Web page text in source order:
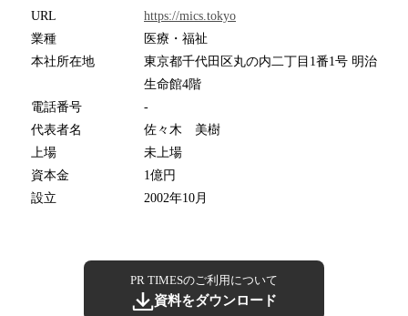
URL
https://mics.tokyo
業種
医療・福祉
本社所在地
東京都千代田区丸の内二丁目1番1号 明治
生命館4階
電話番号
-
代表者名
佐々木 美樹
上場
未上場
資本金
1億円
設立
2002年10月
PR TIMESのご利用について
資料をダウンロード